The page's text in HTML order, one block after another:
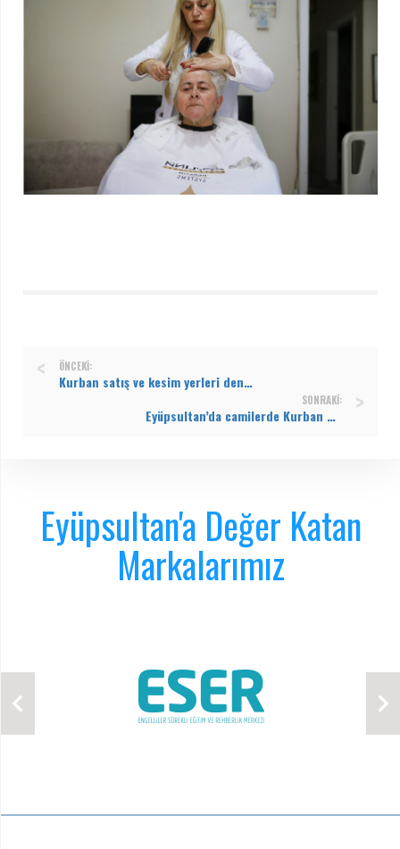
ÖNCEKI:
Kurban satış ve kesim yerleri denetleniyor
SONRAKI:
Eyüpsultan’da camilerde Kurban Bayramı öncesi temizlik yapıldı
Eyüpsultan'a Değer Katan
Markalarımız